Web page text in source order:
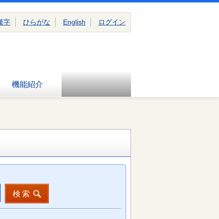
機能紹介
字 ひらがな English ログイン
検索